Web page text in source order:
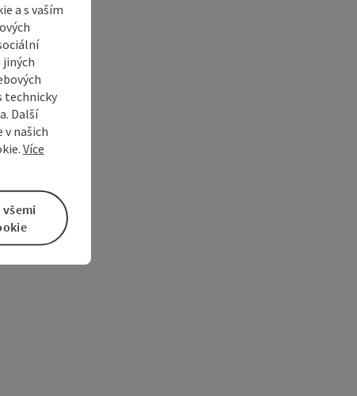
a s vaším
technicky
Další
našich
Více
všemi